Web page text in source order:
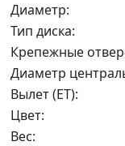
Диаметр:
Тип диска:
Крепежные
Диаметр
Вылет (ET):
Цвет:
Вес: